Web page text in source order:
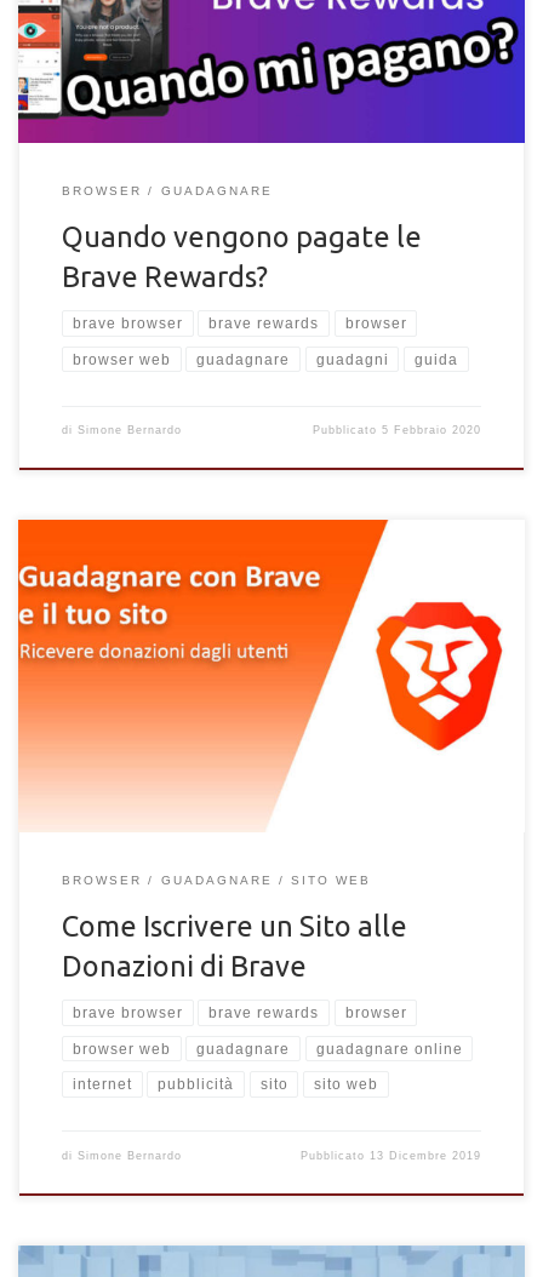
pagamento delle Brave Rewards.
BROWSER GUADAGNARE
Quando vengono pagate le
Brave Rewards?
brave browser brave rewards browser
browser web guadagnare guadagni guida
di Simone Bernardo Pubblicato5 Febbraio 2020
Come iscrivere e verificare un sito web per ricvere le donazioni
degli utenti Brave Rewards. Come guadagnare con il browser
BROWSER GUADAGNARE SITO WEB
Come Iscrivere un Sito alle
Donazioni di Brave
brave browser brave rewards browser
browser web guadagnare guadagnare online
internet pubblicità sito sito web
di Simone Bernardo Pubblicato 13 Dicembre 2019